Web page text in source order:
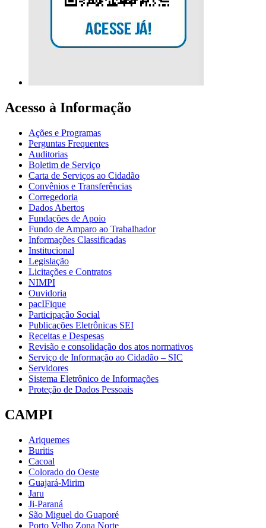
Acesso à Informação
Ações e Programas
Perguntas Frequentes
Auditorias
Boletim de Serviço
Carta de Serviços ao Cidadão
Convênios e Transferências
Corregedoria
Dados Abertos
Fundações de Apoio
Fundo de Amparo ao Trabalhador
Informações Classificadas
Institucional
Legislação
Licitações e Contratos
NIMPI
Ouvidoria
pacIFique
Participação Social
Publicações Eletrônicas SEI
Receitas e Despesas
Revisão e consolidação dos atos normativos
Serviço de Informação ao Cidadão – SIC
Servidores
Sistema Eletrônico de Informações
Proteção de Dados Pessoais
CAMPI
Ariquemes
Buritis
Cacoal
Colorado do Oeste
Guajará-Mirim
Jaru
Ji-Paraná
São Miguel do Guaporé
Porto Velho Zona Norte